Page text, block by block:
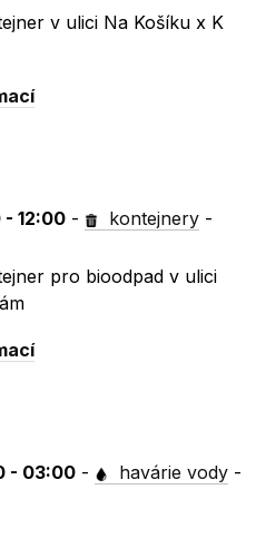
v ulici Na Košíku x K
12:00 - kontejnery -
pro bioodpad v ulici
- 03:00 - havárie vody -